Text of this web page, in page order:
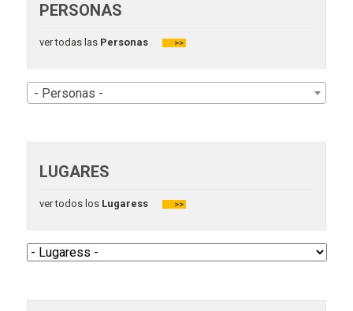
PERSONAS
ver todas lasPersonas >>
- Personas -
LUGARES
ver todos losLugaress >>